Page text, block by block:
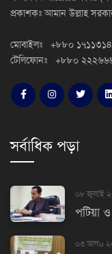
প্রকাশকঃ আমান উল্লাহ
মোবাইলঃ +৮৮০
টেলিফোনঃ +৮৮০
সর্বাধিক পড়া
০৮ জুলাই
পটিয়া ও
০৩ আগu